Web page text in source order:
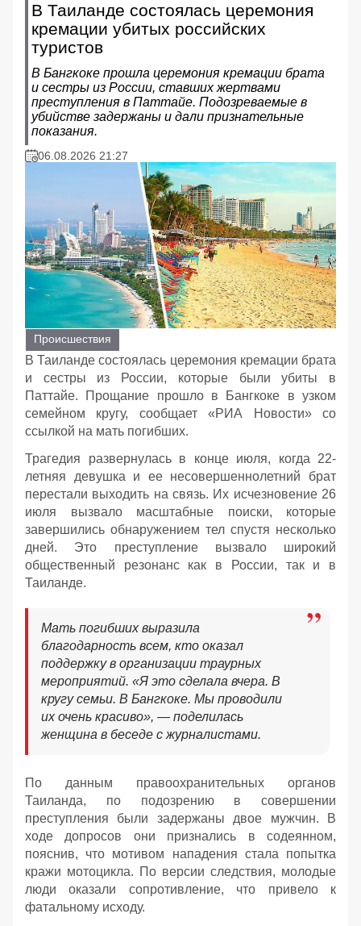
В Таиланде состоялась церемония
кремации убитых российских
туристов
В Бангкоке прошла церемония кремации брата
и сестры из России, ставших жертвами
преступления в Паттайе. Подозреваемые в
убийстве задержаны и дали признательные
показания.
06.08.2026 21:27
Происшествия
В Таиланде состоялась церемония кремации брата
и сестры из России, которые были убиты в
Паттайе. Прощание прошло в Бангкоке в узком
семейном кругу, сообщает «РИА Новости» со
ссылкой на мать погибших.
Трагедия развернулась в конце июля, когда 22-
летняя девушка и ее несовершеннолетний брат
перестали выходить на связь. Их исчезновение 26
июля вызвало масштабные поиски, которые
завершились обнаружением тел спустя несколько
дней. Это преступление вызвало широкий
общественный резонанс как в России, так и в
Таиланде.
Мать погибших выразила
благодарность всем, кто оказал
поддержку в организации траурных
мероприятий. «Я это сделала вчера. В
кругу семьи. В Бангкоке. Мы проводили
их очень красиво», — поделилась
женщина в беседе с журналистами.
По данным правоохранительных органов
Таиланда, по подозрению в совершении
преступления были задержаны двое мужчин. В
ходе допросов они признались в содеянном,
пояснив, что мотивом нападения стала попытка
кражи мотоцикла. По версии следствия, молодые
люди оказали сопротивление, что привело к
фатальному исходу.